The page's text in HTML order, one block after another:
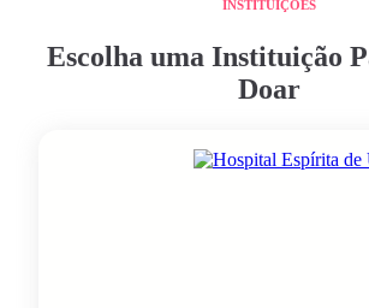
INSTITUIÇÕES
Escolha uma Instituição
Doar